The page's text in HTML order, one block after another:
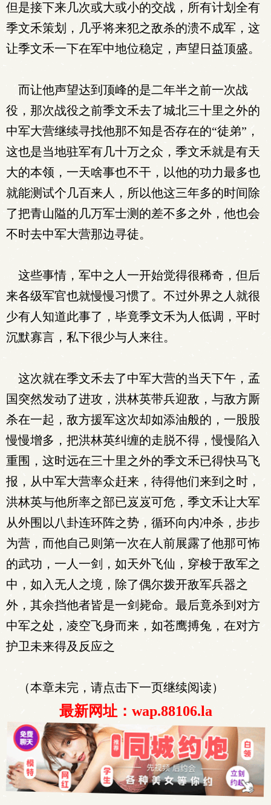
但是接下来几次或大或小的交战，所有计划全有
季文禾策划，几乎将来犯之敌杀的溃不成军，这
让季文禾一下在军中地位稳定，声望日益顶盛。
而让他声望达到顶峰的是二年半之前一次战
役，那次战役之前季文禾去了城北三十里之外的
中军大营继续寻找他那不知是否存在的“徒弟”，
这也是当地驻军有几十万之众，季文禾就是有天
大的本领，一天啥事也不干，以他的功力最多也
就能测试个几百来人，所以他这三年多的时间除
了把青山隘的几万军士测的差不多之外，他也会
不时去中军大营那边寻徒。
这些事情，军中之人一开始觉得很稀奇，但后
来各级军官也就慢慢习惯了。不过外界之人就很
少有人知道此事了，毕竟季文禾为人低调，平时
沉默寡言，私下很少与人来往。
这次就在季文禾去了中军大营的当天下午，孟
国突然发动了进攻，洪林英带兵迎敌，与敌方厮
杀在一起，敌方援军这次却如添油般的，一股股
慢慢增多，把洪林英纠缠的走脱不得，慢慢陷入
重围，这时远在三十里之外的季文禾已得快马飞
报，从中军大营率众赶来，待得他们来到之时，
洪林英与他所率之部已岌岌可危，季文禾让大军
从外围以八卦连环阵之势，循环向内冲杀，步步
为营，而他自己则第一次在人前展露了他那可怖
的武功，一人一剑，如天外飞仙，穿梭于敌军之
中，如入无人之境，除了偶尔拨开敌军兵器之
外，其余挡他者皆是一剑毙命。最后竟杀到对方
中军之处，凌空飞身而来，如苍鹰搏兔，在对方
护卫未来得及反应之
（本章未完，请点击下一页继续阅读）
最新网址：wap.88106.la